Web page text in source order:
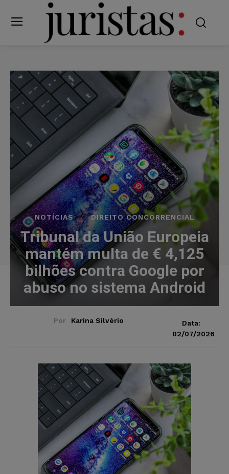
NOTÍCIAS DIREITO CONCORRENCIAL
Tribunal da União Europeia
mantém multa de € 4,125
bilhões contra Google por
abuso no sistema Android
Por Karina Silvério
Data:
02/07/2026